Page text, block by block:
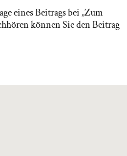
eines Beitrags bei „Zum
können Sie den Beitrag